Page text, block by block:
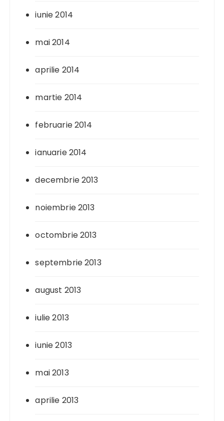
iunie 2014
mai 2014
aprilie 2014
martie 2014
februarie 2014
ianuarie 2014
decembrie 2013
noiembrie 2013
octombrie 2013
septembrie 2013
august 2013
iulie 2013
iunie 2013
mai 2013
aprilie 2013